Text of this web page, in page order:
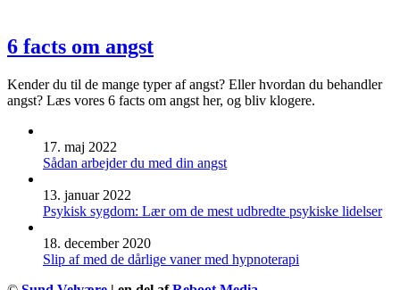
6 facts om angst
Kender du til de mange typer af angst? Eller hvordan du behandler
angst? Læs vores 6 facts om angst her, og bliv klogere.
17. maj 2022
Sådan arbejder du med din angst
13. januar 2022
Psykisk sygdom: Lær om de mest udbredte psykiske lidelser
18. december 2020
Slip af med de dårlige vaner med hypnoterapi